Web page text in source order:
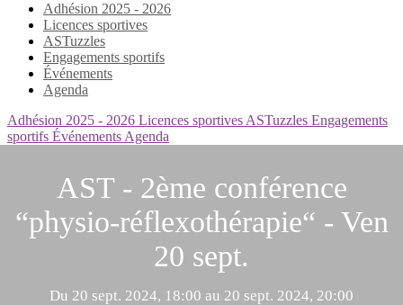
Adhésion 2025 - 2026
Licences sportives
ASTuzzles
Engagements sportifs
Événements
Agenda
Adhésion 2025 - 2026 Licences sportives ASTuzzles Engagements
sportifs Événements Agenda
AST - 2ème conférence
“physio-réflexothérapie“ - Ven
20 sept.
Du 20 sept. 2024, 18:00 au 20 sept. 2024, 20:00